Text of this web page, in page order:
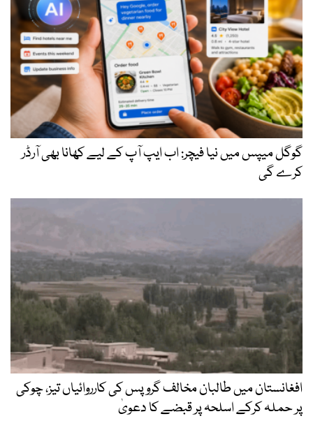
گوگل میپس میں نیا فیچر: اب ایپ آپ کے لیے کھانا بھی آرڈر
کرے گی
افغانستان میں طالبان مخالف گروپس کی کارروائیاں تیز، چوکی
پر حملہ کرکے اسلحہ پر قبضے کا دعویٰ